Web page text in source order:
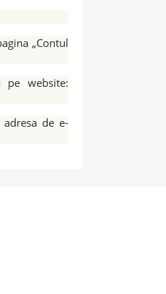
„Contul
website:
de e-